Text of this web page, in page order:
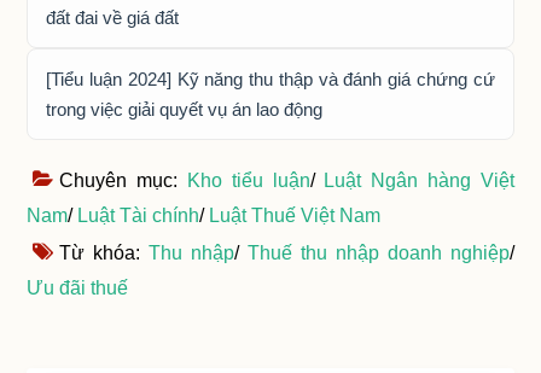
đất đai về giá đất
[Tiểu luận 2024] Kỹ năng thu thập và đánh giá chứng cứ
trong việc giải quyết vụ án lao động
Chuyên mục: Kho tiểu luận/ Luật Ngân hàng Việt
Nam/ Luật Tài chính/ Luật Thuế Việt Nam
Từ khóa:Thu nhập/Thuế thu nhập doanh nghiệp/
Ưu đãi thuế